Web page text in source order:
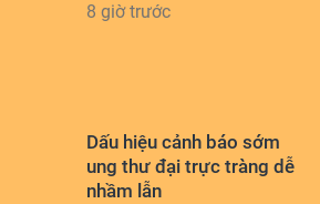
8 giờ trước
Dấu hiệu cảnh báo sớm
ung thư đại trực tràng dễ
nhầm lẫn